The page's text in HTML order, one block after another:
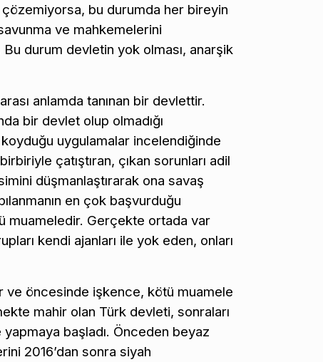
bu durumda her bireyin
ve mahkemelerini
Bu durum devletin yok olması, anarşik
anlamda tanınan bir devlettir.
bir devlet olup olmadığı
koyduğu uygulamalar incelendiğinde
çatıştıran, çıkan sorunları adil
düşmanlaştırarak ona savaş
en çok başvurduğu
muameledir. Gerçekte ortada var
kendi ajanları ile yok eden, onları
ve öncesinde işkence, kötü muamele
mahir olan Türk devleti, sonraları
başladı. Önceden beyaz
2016’dan sonra siyah